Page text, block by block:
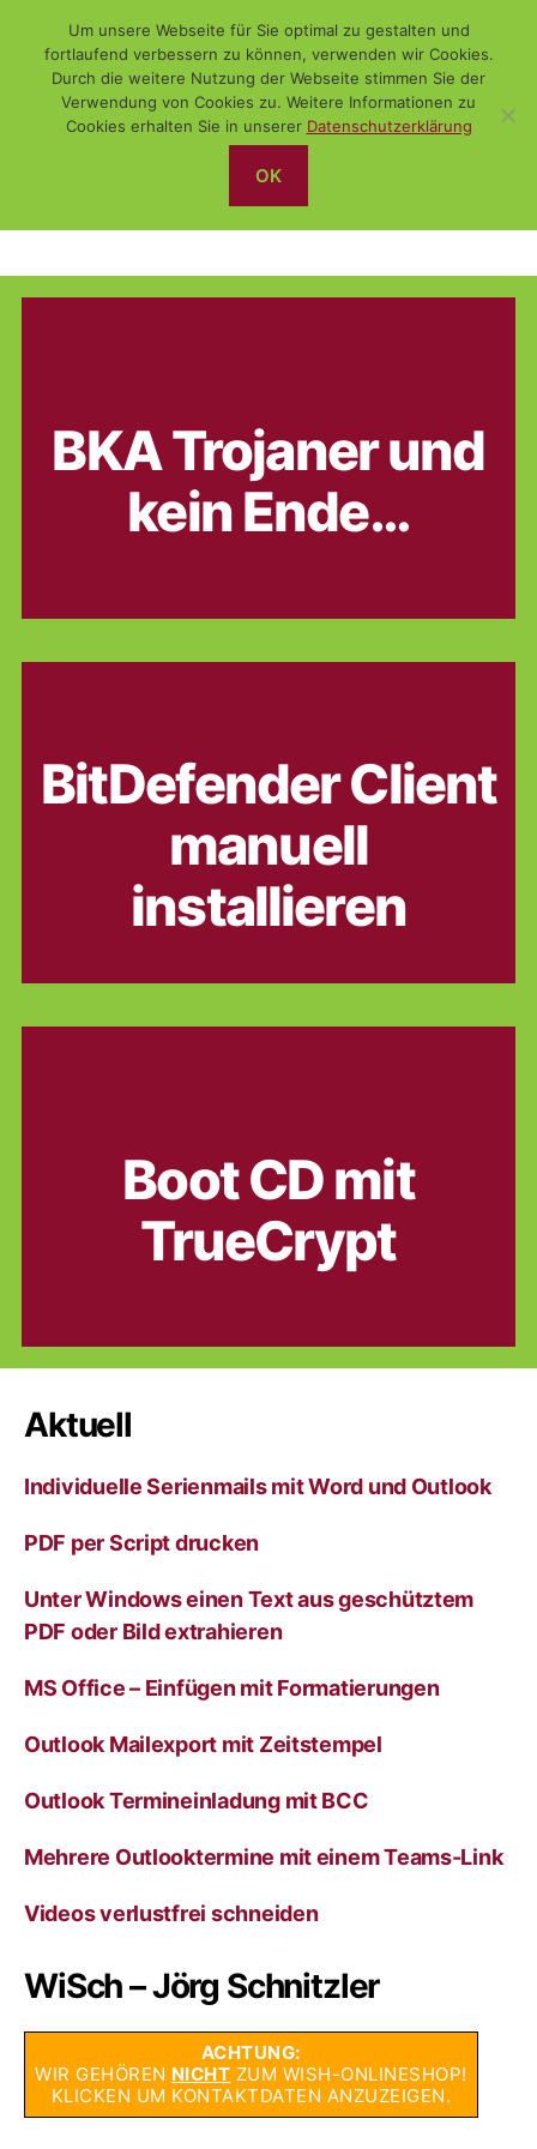
WiSch
Antivirus
BKA Trojaner und
kein Ende…
BitDefender Client
manuell
installieren
Boot CD mit
TrueCrypt
Aktuell
Individuelle Serienmails mit Word und Outlook
PDF per Script drucken
Unter Windows einen Text aus geschütztem
PDF oder Bild extrahieren
MS Office – Einfügen mit Formatierungen
Outlook Mailexport mit Zeitstempel
Outlook Termineinladung mit BCC
Mehrere Outlooktermine mit einem Teams-Link
Videos verlustfrei schneiden
WiSch – Jörg Schnitzler
ACHTUNG:
WIR GEHÖREN NICHT ZUM WISH-ONLINESHOP!
KLICKEN UM KONTAKTDATEN ANZUZEIGEN.
Um unsere Webseite für Sie optimal zu gestalten und
fortlaufend verbessern zu können, verwenden wir Cookies.
Durch die weitere Nutzung der Webseite stimmen Sie der
Verwendung von Cookies zu. Weitere Informationen zu
Cookies erhalten Sie in unserer Datenschutzerklärung
OK